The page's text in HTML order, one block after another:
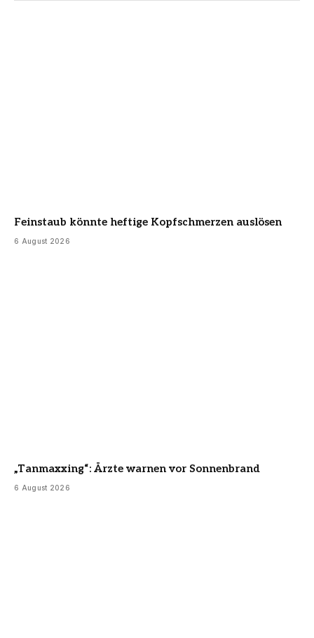
Feinstaub könnte heftige Kopfschmerzen auslösen
6 August 2026
„Tanmaxxing“: Ärzte warnen vor Sonnenbrand
6 August 2026